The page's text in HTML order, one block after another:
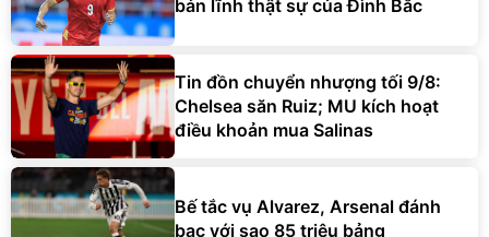
bản lĩnh thật sự của Đình Bắc
Tin đồn chuyển nhượng tối 9/8:
Chelsea săn Ruiz; MU kích hoạt
điều khoản mua Salinas
Bế tắc vụ Alvarez, Arsenal đánh
bạc với sao 85 triệu bảng